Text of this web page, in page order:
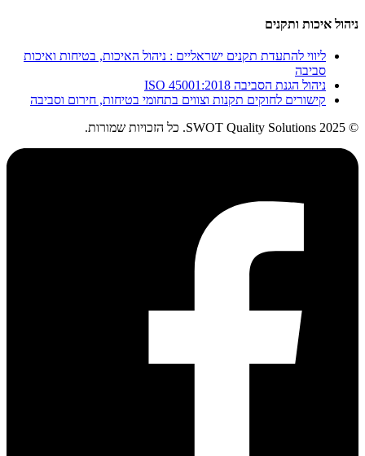
ניהול איכות ותקנים
ליווי להתעדת תקנים ישראליים : ניהול האיכות, בטיחות ואיכות
סביבה
ניהול הגנת הסביבה ISO 45001:2018
קישורים לחוקים תקנות וצווים בתחומי בטיחות, חירום וסביבה
© 2025 SWOT Quality Solutions. כל הזכויות שמורות.